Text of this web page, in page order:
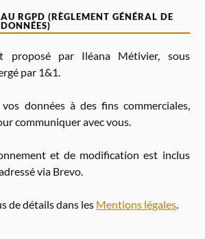
RGPD (RÈGLEMENT GÉNÉRAL DE
proposé par Iléana Métivier, sous
par 1&1.
vos données à des fins commerciales,
communiquer avec vous.
et de modification est inclus
via Brevo.
de détails dans les Mentions légales.